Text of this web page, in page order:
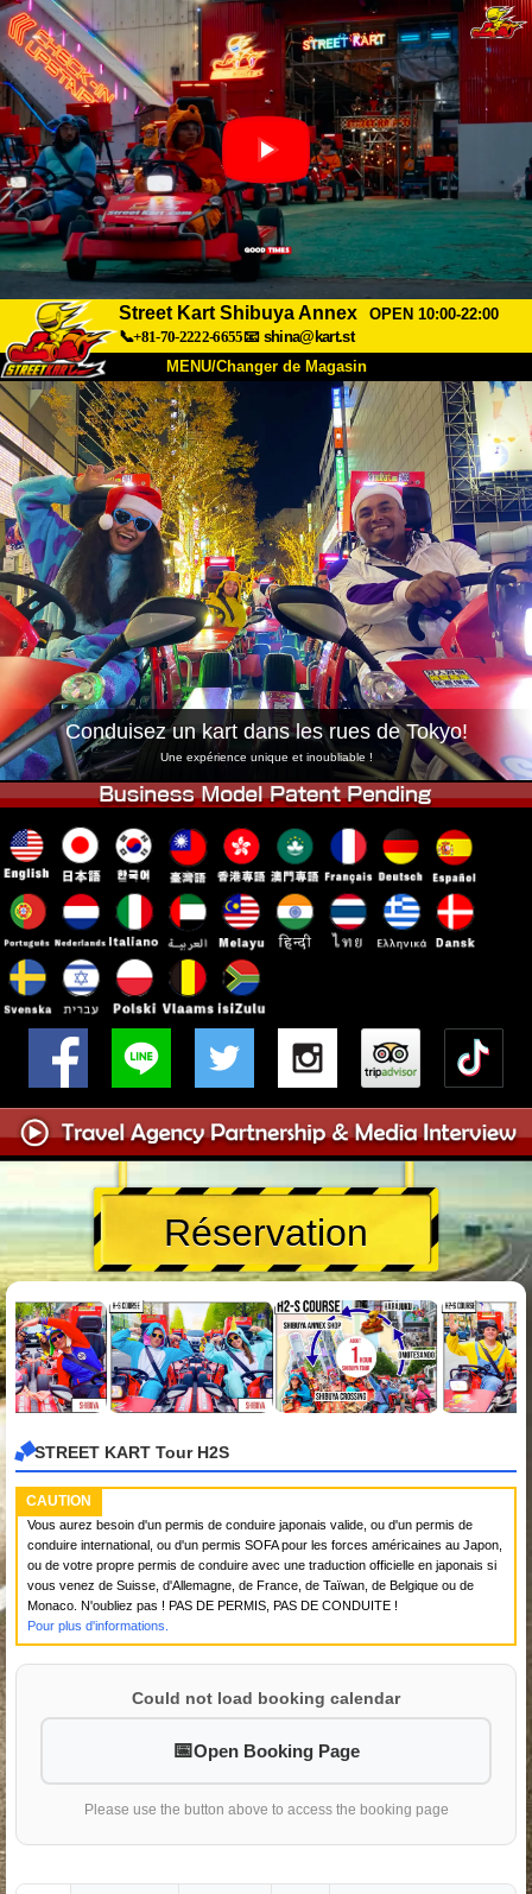
Street Kart Shibuya Annex
OPEN 10:00-22:00
📞+81-70-2222-6655📧 shina@kart.st
MENU/Changer de Magasin
À Propos Caractéristiques Tarifs
Accès Avis FAQ
Entreprise Réservation
Changer de Magasin
Tokyo Shinagawa Tokyo Akihabara#1
Tokyo Akihabara#2 Tokyo Shibuya
Tokyo Shibuya Annexe Baie de Tokyo
Tokyo Asakusa Osaka
Okinawa
Conduisez un kart dans les rues de Tokyo!
Une expérience unique et inoubliable !
Réservation
STREET KART Tour H2S
CAUTION
Vous aurez besoin d'un permis de conduire japonais valide, ou d'un permis de
conduire international, ou d'un permis SOFA pour les forces américaines au Japon,
ou de votre propre permis de conduire avec une traduction officielle en japonais si
vous venez de Suisse, d'Allemagne, de France, de Taïwan, de Belgique ou de
Monaco. N'oubliez pas ! PAS DE PERMIS, PAS DE CONDUITE !
Pour plus d'informations.
Could not load booking calendar
Open Booking Page
Please use the button above to access the booking page